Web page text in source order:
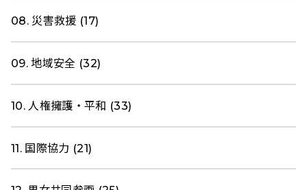
08. 災害救援 (17)
09. 地域安全 (32)
10. 人権擁護・平和 (33)
11. 国際協力 (21)